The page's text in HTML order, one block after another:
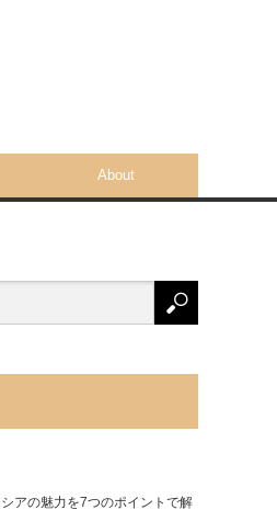
About
アの魅力を7つのポイントで解